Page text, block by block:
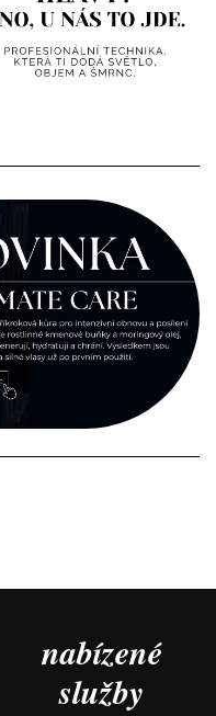
nabízené
služby